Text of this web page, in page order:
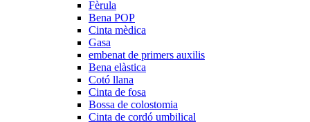
Fèrula
Bena POP
Cinta mèdica
Gasa
embenat de primers auxilis
Bena elàstica
Cotó llana
Cinta de fosa
Bossa de colostomia
Cinta de cordó umbilical